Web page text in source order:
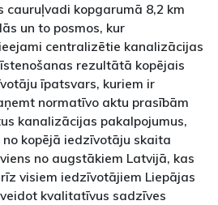
cauruļvadi kopgarumā 8,2 km
un to posmos, kur
centralizētie kanalizācijas
rezultātā kopējais
īpatsvars, kuriem ir
normatīvo aktu prasībām
kanalizācijas pakalpojumus,
kopējā iedzīvotāju skaita
no augstākiem Latvijā, kas
visiem iedzīvotājiem Liepājas
kvalitatīvus sadzīves